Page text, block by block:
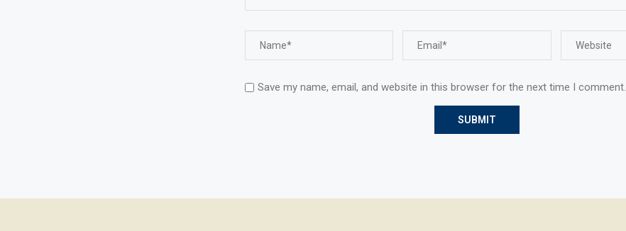
Save my name, email, and website in this browser for the next time I comment.